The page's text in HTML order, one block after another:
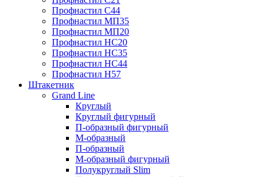
Профнастил С44
Профнастил МП35
Профнастил МП20
Профнастил НС20
Профнастил НС35
Профнастил НС44
Профнастил Н57
Штакетник
Grand Line
Круглый
Круглый фигурный
П-образный фигурный
М-образный
П-образный
М-образный фигурный
Полукруглый Slim